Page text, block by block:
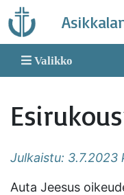
Skip
to
content
Valikko
Julkaistu: 3.7.2023
Auta Jeesus